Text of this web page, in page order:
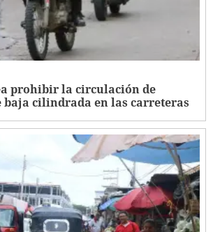
prohibir la circulación de
baja cilindrada en las carreteras